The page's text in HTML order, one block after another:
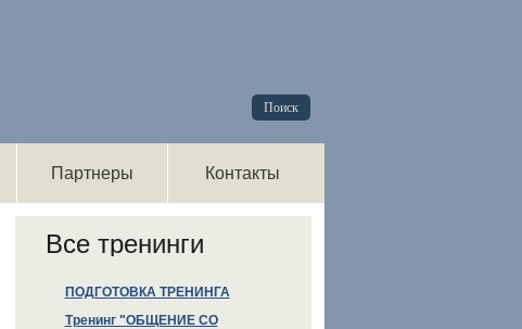
Партнеры Контакты
Все тренинги
ПОДГОТОВКА ТРЕНИНГА
Тренинг "ОБЩЕНИЕ СО